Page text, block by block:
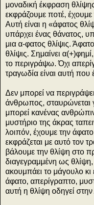
μοναδική έκφραση
εκφράζουμε ποτέ,
Αυτή είναι η «άφατος
υπάρχει ένας θάνατος,
μια α-φατος θλίψις.
θλίψις. Σημαίνει
το περιγράψω. Όχι
τραγωδία είναι αυτή που
Δεν μπορεί να
άνθρωπος, σταυρώνεται
μπορεί κανένας
μυστήριο της άκρας
λοιπόν, έχουμε την
εκφράζεται με αυτό τον
βάλουμε την θλίψη στο
διαγεγραμμένη ως θλίψη,
ακουμπάει το μάγουλο κι
άφατο, απερίγραπτο,
αυτή η θλίψη οδηγεί